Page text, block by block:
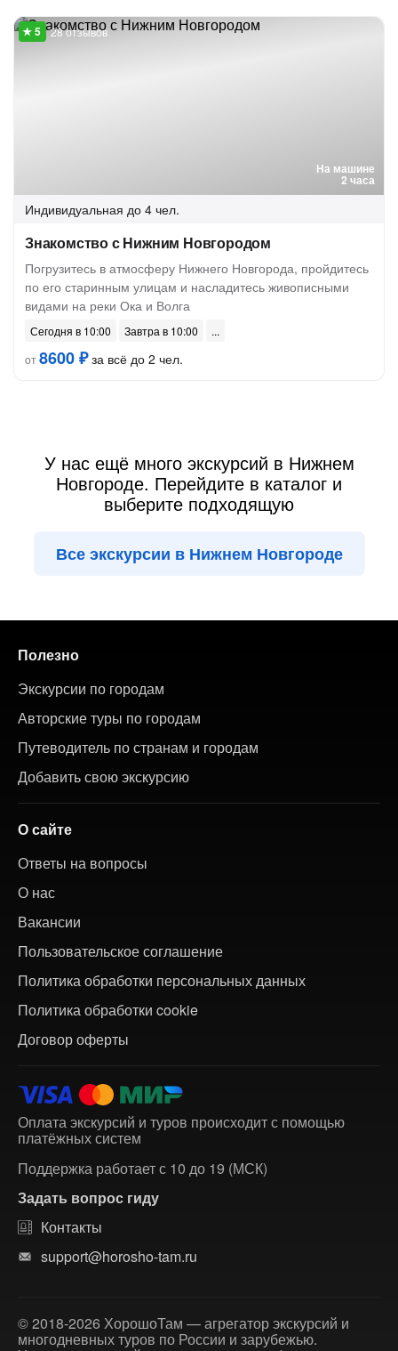
На машине
2 часа
28 отзывов
Индивидуальная до 4 чел.
Знакомство с Нижним Новгородом
Погрузитесь в атмосферу Нижнего Новгорода, пройдитесь
по его старинным улицам и насладитесь живописными
видами на реки Ока и Волга
Сегодня в 10:00
Завтра в 10:00
от8600 ₽за всё до 2 чел.
У нас ещё много экскурсий в Нижнем
Новгороде. Перейдите в каталог и
выберите подходящую
Все экскурсии в Нижнем Новгороде
Полезно
Экскурсии по городам
Авторские туры по городам
Путеводитель по странам и городам
Добавить свою экскурсию
О сайте
Ответы на вопросы
О нас
Вакансии
Пользовательское соглашение
Политика обработки персональных данных
Политика обработки cookie
Договор оферты
Оплата экскурсий и туров происходит с помощью
платёжных систем
Поддержка работает с 10 до 19 (МСК)
Задать вопрос гиду
Контакты
support@horosho-tam.ru
© 2018-2026 ХорошоТам — агрегатор экскурсий и
многодневных туров по России и зарубежью.